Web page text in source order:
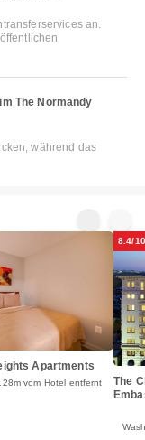
an.
The Normandy
während das
Apartments
vom Hotel entfernt
8.4/10
The